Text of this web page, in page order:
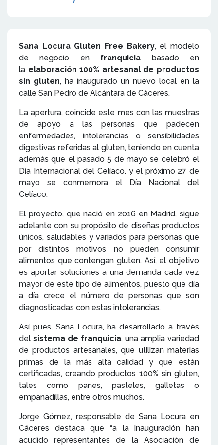
Sana Locura Gluten Free Bakery, el modelo
de negocio en franquicia basado en
la elaboración 100% artesanal de productos
sin gluten, ha inaugurado un nuevo local en la
calle San Pedro de Alcántara de Cáceres.
La apertura, coincide este mes con las muestras
de apoyo a las personas que padecen
enfermedades, intolerancias o sensibilidades
digestivas referidas al gluten, teniendo en cuenta
además que el pasado 5 de mayo se celebró el
Día Internacional del Celíaco, y el próximo 27 de
mayo se conmemora el Día Nacional del
Celíaco.
El proyecto, que nació en 2016 en Madrid, sigue
adelante con su propósito de diseñas productos
únicos, saludables y variados para personas que
por distintos motivos no pueden consumir
alimentos que contengan gluten. Así, el objetivo
es aportar soluciones a una demanda cada vez
mayor de este tipo de alimentos, puesto que día
a día crece el número de personas que son
diagnosticadas con estas intolerancias.
Así pues, Sana Locura, ha desarrollado a través
del sistema de franquicia, una amplia variedad
de productos artesanales, que utilizan materias
primas de la más alta calidad y que están
certificadas, creando productos 100% sin gluten,
tales como panes, pasteles, galletas o
empanadillas, entre otros muchos.
Jorge Gómez, responsable de Sana Locura en
Cáceres destaca que “a la inauguración han
acudido representantes de la Asociación de